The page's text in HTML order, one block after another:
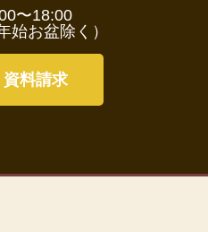
〜18:00
始お盆除く）
料請求